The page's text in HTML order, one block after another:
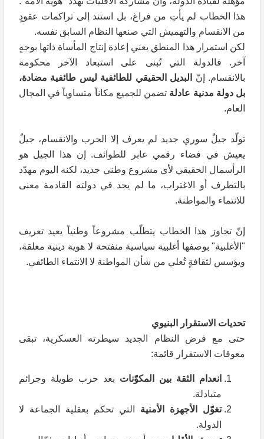
هذا الخطاب لم يأتِ من فراغ، بل استند إلى تراكمات عقودٍ
من الانقسام والتهميش التي صنعها النظام السابق نفسه.
لكن استمرار هذا المنطق يعني إعادة إنتاج المأساة ذاتها بوجهٍ
آخر. فالدولة التي تُبنى على استبعاد الآخر محكومة
بالانقسام. إنّ
البديل الحقيقي للطائفية ليس طائفية مضادة،
بل دولة مدنية عادلة تضمن للجميع مكاناً متساوياً في المجال
العام.
تولّد جيلٌ سوري جديد لم يعرف إلا الحرب والانقسام، جيلٌ
يعيش في فضاء رقمي عابر للطوائف. إن هذا الجيل هو
الرأسمال الحقيقي لأي مشروع وطني جديد، لكنه اليوم مهدّد
بالتطرف أو الاغتراب، ما لم يجد في دولته القادمة معنى
للانتماء والمواطنة.
إنّ تجاوز هذا الخطاب يتطلّب مشروعاً وطنياً يعيد تعريف
"الأغلبية" بوصفها أغلبية سياسية منفتحة لا هوية دينية مغلقة،
ويؤسس لثقافةٍ تُعلي من شأن المواطنة لا الانتماء الطائفي.
تحديات الاستقرار البنيوي
حتى مع فرض النظام الجديد سيطرته العسكرية، تبقى
معوقات الاستقرار قائمة:
انعدام الثقة بين المكوّنات بعد حرب طويلة وجرائم
متبادلة.
تغوّل الأجهزة الأمنية التي تحكم بعقلية الجماعة لا
الدولة.